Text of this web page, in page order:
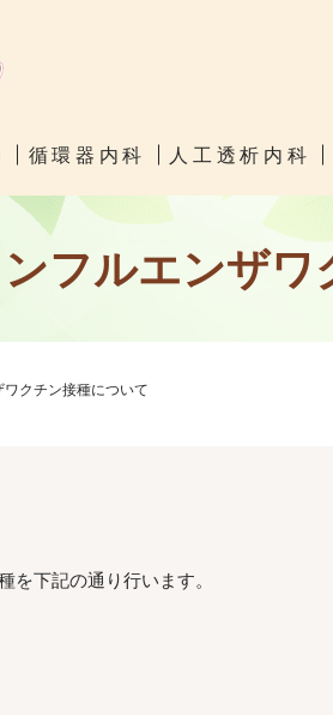
循環器内科 人工透析内科
フルエンザ
クチン接種について
下記の通り行います。